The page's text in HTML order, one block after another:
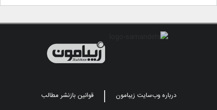
درباره وب‌سایت زیبامون
قوانین بازنشر مطالب